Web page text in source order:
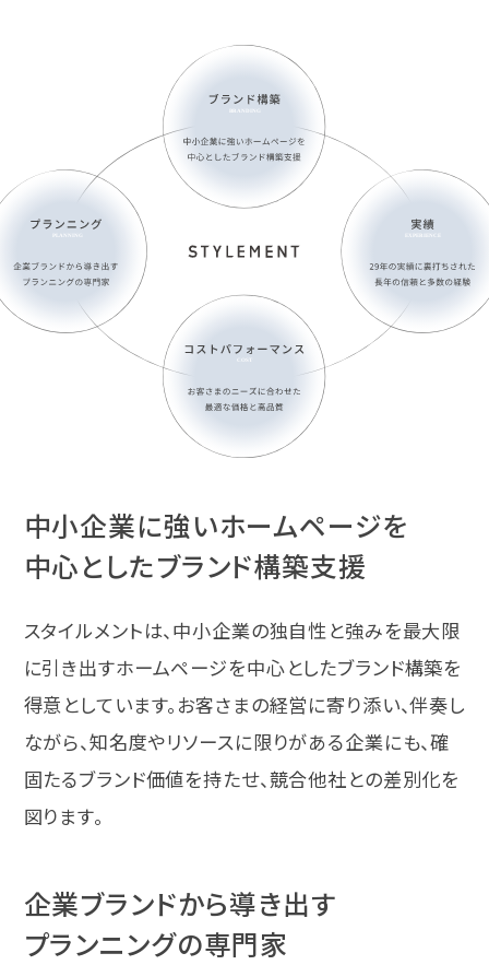
中小企業に強いホームページを
中心としたブランド構築支援
スタイルメントは、中小企業の独自性と強みを最大限
に引き出すホームページを中心としたブランド構築を
得意としています。お客さまの経営に寄り添い、伴奏し
ながら、知名度やリソースに限りがある企業にも、確
固たるブランド価値を持たせ、競合他社との差別化を
図ります。
企業ブランドから導き出す
プランニングの専門家